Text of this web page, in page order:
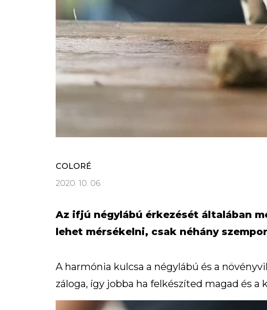
COLORÉ
2020. 10. 06.
Az ifjú négylábú érkezését általában
lehet mérsékelni, csak néhány
A harmónia kulcsa a négylábú és a
záloga, így jobba ha felkészíted magad és a